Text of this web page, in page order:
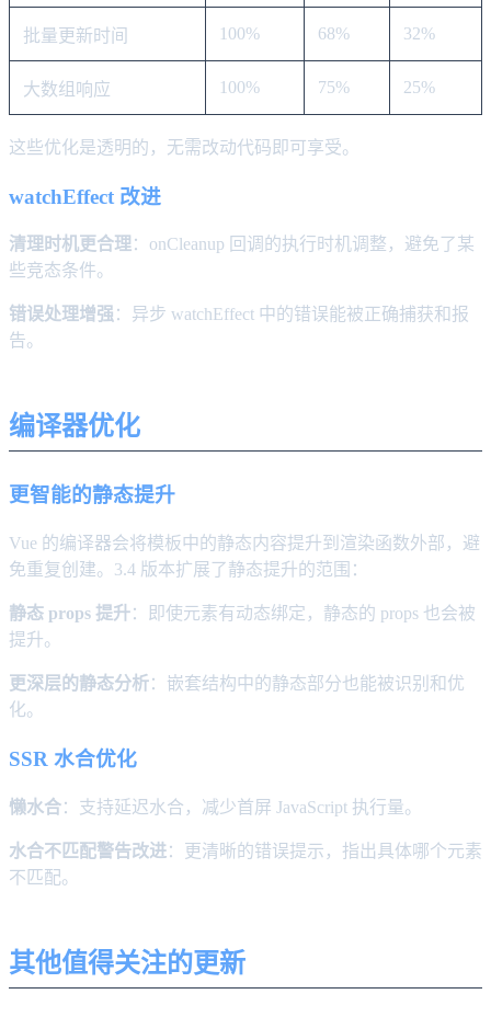
批量更新时间 100% 68% 32%
大数组响应 100% 75% 25%
这些优化是透明的，无需改动代码即可享受。
watchEffect 改进
清理时机更合理：onCleanup 回调的执行时机调整，避免了某
些竞态条件。
错误处理增强 ：异步 watchEffect 中的错误能被正确捕获和报
告。
编译器优化
更智能的静态提升
Vue 的编译器会将模板中的静态内容提升到渲染函数外部，避
免重复创建。3.4 版本扩展了静态提升的范围：
静态 props 提升：即使元素有动态绑定，静态的 props 也会被
提升。
更深层的静态分析：嵌套结构中的静态部分也能被识别和优
化。
SSR 水合优化
懒水合：支持延迟水合，减少首屏 JavaScript 执行量。
水合不匹配警告改进：更清晰的错误提示，指出具体哪个元素
不匹配。
其他值得关注的更新